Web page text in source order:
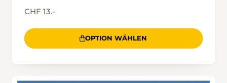
CHF 13.-
OPTION WÄHLEN